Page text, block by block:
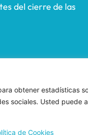
obtener estadísticas
sociales. Usted puede
de Cookies
del cierre de las
de Privacidad